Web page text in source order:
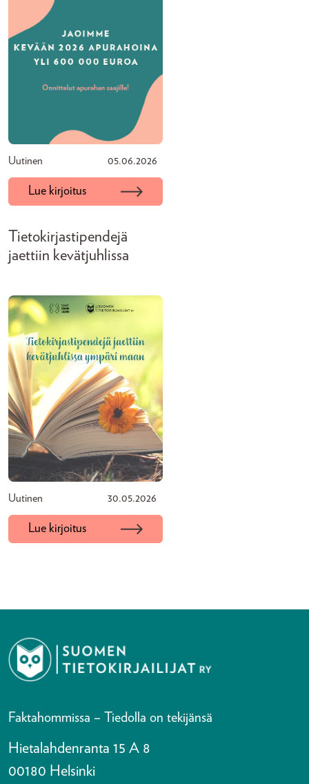
Uutinen 05.06.2026
Lue kirjoitus
Tietokirjastipendejä
jaettiin kevätjuhlissa
Uutinen 30.05.2026
Lue kirjoitus
Faktahommissa – Tiedolla on tekijänsä
Hietalahdenranta 15 A 8
00180 Helsinki